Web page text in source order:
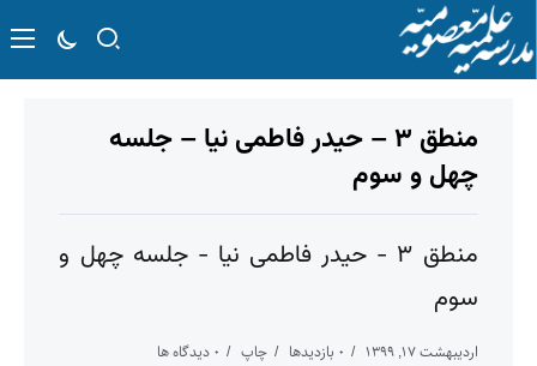
منطق ۳ – حیدر فاطمی نیا – جلسه
چهل و سوم
منطق ۳ - حیدر فاطمی نیا - جلسه چهل و
سوم
اردیبهشت ۱۷, ۱۳۹۹ ۰ بازدیدها چاپ ۰ دیدگاه ها